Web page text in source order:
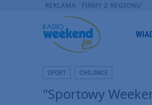
REKLAMA FIRMY Z REGIONU
SPORT CHOJNICE
"Sportowy